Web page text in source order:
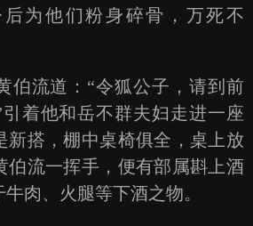
为他们粉身碎骨，万死不
流道：“令狐公子，请到前
着他和岳不群夫妇走进一座
新搭，棚中桌椅俱全，桌上放
伯流一挥手，便有部属斟上酒
肉、火腿等下酒之物。